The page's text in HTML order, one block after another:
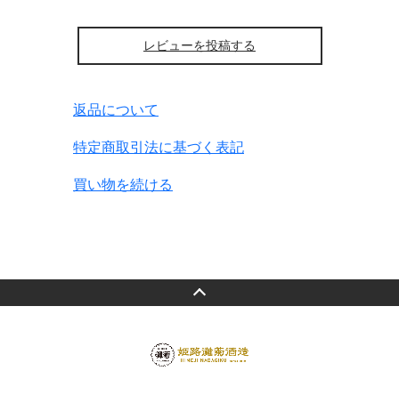
レビューを投稿する
返品について
特定商取引法に基づく表記
買い物を続ける